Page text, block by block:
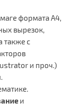
формата А4,
вырезок,
также с
и проч.)
и